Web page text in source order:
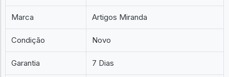
Marca Artigos Miranda
Condição Novo
Garantia 7 Dias